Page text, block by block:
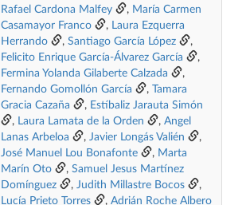
Rafael Cardona Malfey
, María Carmen
Casamayor Franco
, Laura Ezquerra
Herrando
, Santiago García López
,
Felicito Enrique García-Álvarez García
,
Fermina Yolanda Gilaberte Calzada
,
Fernando Gomollón García
,
Tamara
Gracia Cazaña
, Estíbaliz Jarauta Simón
, Laura Lamata de la Orden , Angel
Lanas Arbeloa
, Javier Longás Valién
,
José Manuel Lou Bonafonte
, Marta
Marín Oto
, Samuel Jesus Martínez
Domínguez
, Judith Millastre Bocos
,
Lucía Prieto Torres
, Adrián Roche Albero